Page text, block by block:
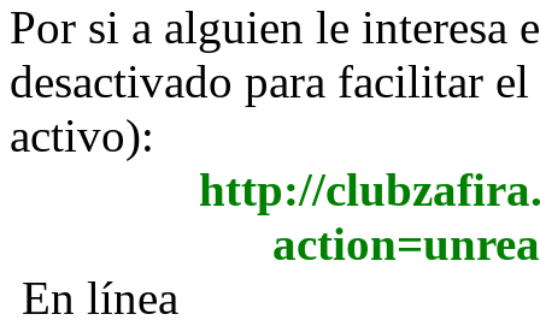
Por si a alguien le interesa
desactivado para facilitar
activo):
http://
En línea